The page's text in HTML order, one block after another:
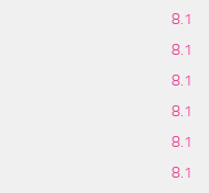
8.1
8.1
8.1
8.1
8.1
8.1